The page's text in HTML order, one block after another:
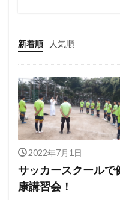
新着順 人気順
2022年7月1日
サッカースクールで
康講習会！